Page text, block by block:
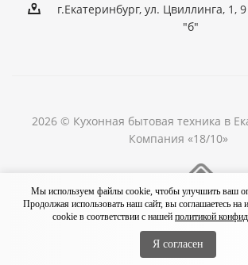
г.Екатеринбург, ул. Цвиллинга, 1,
"б"
2026 © Кухонная бытовая техника в
Компания «18/10»
Мы используем файлы cookie, чтобы улучшить ваш
Продолжая использовать наш сайт, вы соглашаетесь на
cookie в соответствии с нашей политикой
Я согласен